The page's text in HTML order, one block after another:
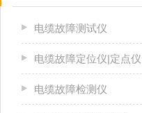
电缆故障测试仪
电缆故障定位仪|定点仪
电缆故障检测仪